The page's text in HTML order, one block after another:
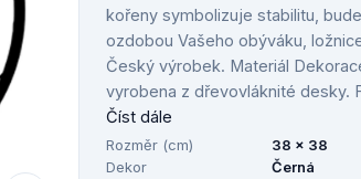
kořeny symbolizuje stabilitu,
ozdobou Vašeho obýváku,
Český výrobek. Materiál
vyrobena z dřevovláknité desky.
Číst dále
Rozměr (cm)
38 x 38
Dekor
Černá